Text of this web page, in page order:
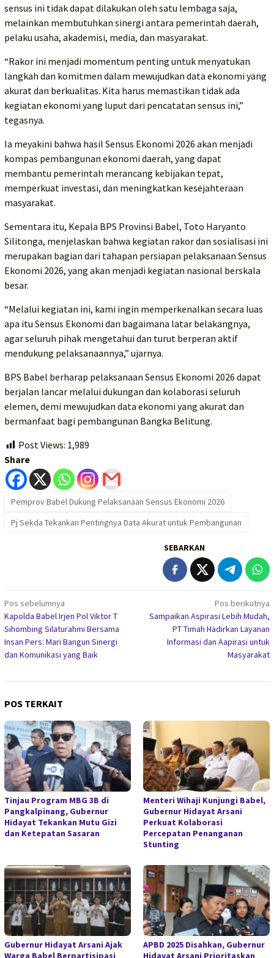
sensus ini tidak dapat dilakukan oleh satu lembaga saja,
melainkan membutuhkan sinergi antara pemerintah daerah,
pelaku usaha, akademisi, media, dan masyarakat.
“Rakor ini menjadi momentum penting untuk menyatukan
langkah dan komitmen dalam mewujudkan data ekonomi yang
akurat dan berkualitas. Kita harus memastikan tidak ada
kegiatan ekonomi yang luput dari pencatatan sensus ini,”
tegasnya.
Ia meyakini bahwa hasil Sensus Ekonomi 2026 akan menjadi
kompas pembangunan ekonomi daerah, yang dapat
membantu pemerintah merancang kebijakan tepat,
memperkuat investasi, dan meningkatkan kesejahteraan
masyarakat.
Sementara itu, Kepala BPS Provinsi Babel, Toto Haryanto
Silitonga, menjelaskan bahwa kegiatan rakor dan sosialisasi ini
merupakan bagian dari tahapan persiapan pelaksanaan Sensus
Ekonomi 2026, yang akan menjadi kegiatan nasional berskala
besar.
“Melalui kegiatan ini, kami ingin memperkenalkan secara luas
apa itu Sensus Ekonomi dan bagaimana latar belakangnya,
agar seluruh pihak mengetahui dan turut berperan aktif
mendukung pelaksanaannya,” ujarnya.
BPS Babel berharap pelaksanaan Sensus Ekonomi 2026 dapat
berjalan lancar melalui dukungan dan kolaborasi seluruh
elemen, demi mewujudkan data ekonomi yang akurat dan
bermanfaat bagi pembangunan Bangka Belitung.
Post Views: 1,989
Share
Pemprov Babel Dukung Pelaksanaan Sensus Ekonomi 2026
Pj Sekda Tekankan Pentingnya Data Akurat untuk Pembangunan
SEBARKAN
Navigasi
pos
Pos sebelumnya
Kapolda Babel Irjen Pol Viktor T
Sihombing Silaturahmi Bersama
Insan Pers: Mari Bangun Sinergi
dan Komunikasi yang Baik
Pos berikutnya
Sampaikan Aspirasi Lebih Mudah,
PT Timah Hadirkan Layanan
Informasi dan Aapirasi untuk
Masyarakat
POS TERKAIT
Tinjau Program MBG 3B di
Pangkalpinang, Gubernur
Hidayat Tekankan Mutu Gizi
dan Ketepatan Sasaran
Menteri Wihaji Kunjungi Babel,
Gubernur Hidayat Arsani
Perkuat Kolaborasi
Percepatan Penanganan
Stunting
Gubernur Hidayat Arsani Ajak
Warga Babel Berpartisipasi
APBD 2025 Disahkan, Gubernur
Hidayat Arsani Prioritaskan